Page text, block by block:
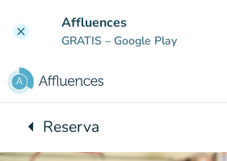
clear Affluences
GRATIS – Google Play
arrow_leftVuelta:
Reserva